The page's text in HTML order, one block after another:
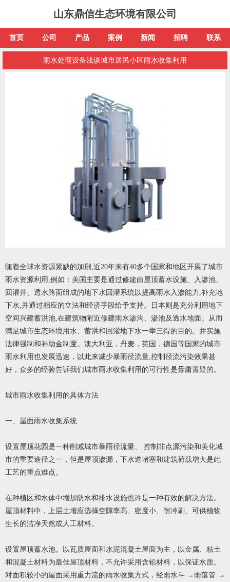
山东鼎信生态环境有限公司
首页 公司 产品 案例 新闻 招聘 联系
雨水处理设备浅谈城市居民小区雨水收集利用
随着全球水资源紧缺的加剧,近20年来有40多个国家和地区开展了城市
雨水资源利用,例如：美国主要是通过修建由屋顶蓄水设施、入渗池、
回灌井、透水路面组成的地下水回灌系统以提高雨水入渗能力,补充地
下水,并通过相应的立法和经济手段给予支持。日本则是充分利用地下
空间兴建蓄洪池,在建筑物附近修建雨水渗沟、渗池及透水地面。从而
满足城市生态环境用水、蓄洪和回灌地下水一举三得的目的。并实施
法律强制和补助金制度。澳大利亚，丹麦，英国，德国等国家的城市
雨水利用也发展迅速，以此来减少暴雨径流量,控制径流污染效果甚
好，众多的经验告诉我们城市雨水收集利用的可行性是毋庸置疑的。
城市雨水收集利用的具体方法
一、屋面雨水收集系统
设置屋顶花园是一种削减城市暴雨径流量、 控制非点源污染和美化城
市的重要途径之一，但是屋顶渗漏，下水道堵塞和建筑荷载增大是此
工艺的重点难点。
在种植区和水体中增加防水和排水设施也许是一种有效的解决方法。
屋顶材料中，上层土壤应选择空隙率高、密度小、耐冲刷、可供植物
生长的洁净天然或人工材料。
设置屋顶蓄水池。以瓦质屋面和水泥混凝土屋面为主，以金属、粘土
和混凝土材料为最佳屋顶材料，不允许采用含铅材料，以保证水质。
对面积较小的屋面采用重力流的雨水收集方式，经雨水斗 →雨落管 →